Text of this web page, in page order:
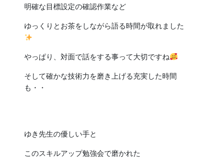
明確な目標設定の確認作業など
ゆっくりとお茶をしながら語る時間が取れました
やっぱり、対面で話をする事って大切ですね
そして確かな技術力を磨き上げる充実した時間
も・・
ゆき先生の優しい手と
このスキルアップ勉強会で磨かれた